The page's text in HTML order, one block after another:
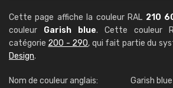
Cette page affiche la couleur RAL 210
couleur Garish blue. Cette couleur
catégorie 200 - 290, qui fait partie du
Design.
Nom de couleur anglais:
Garish blue